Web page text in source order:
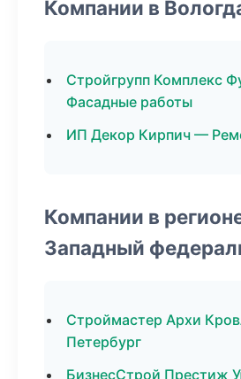
Компании в
Стройгрупп Комплекс
Фасадные работы
ИП Декор Кирпич —
Компании в
Западный
Строймастер Архи
Петербург
БизнесСтрой Престиж